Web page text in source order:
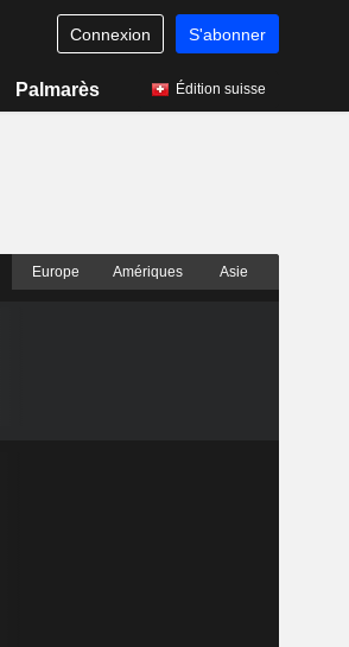
Connexion S'abonner
Palmarès Édition suisse
Europe Amériques Asie